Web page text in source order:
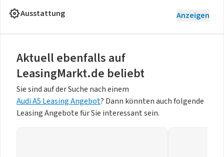
Ausstattung Anzeigen
Aktuell ebenfalls auf
LeasingMarkt.de beliebt
Sie sind auf der Suche nach einem
Audi A5 Leasing Angebot? Dann könnten auch folgende
Leasing Angebote für Sie interessant sein.